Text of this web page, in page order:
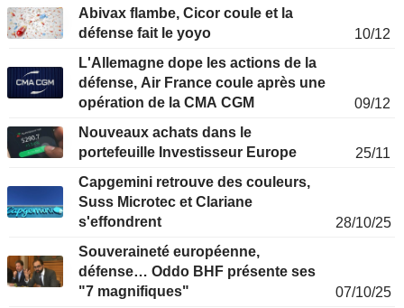
Abivax flambe, Cicor coule et la
défense fait le yoyo
10/12
L'Allemagne dope les actions de la
défense, Air France coule après une
opération de la CMA CGM
09/12
Nouveaux achats dans le
portefeuille Investisseur Europe
25/11
Capgemini retrouve des couleurs,
Suss Microtec et Clariane
s'effondrent
28/10/25
Souveraineté européenne,
défense… Oddo BHF présente ses
"7 magnifiques"
07/10/25